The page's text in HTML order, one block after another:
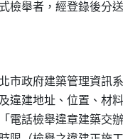
檢舉者，經登錄後分
市政府建築管理資訊
及違建地址、位置、
「電話檢舉違章建築